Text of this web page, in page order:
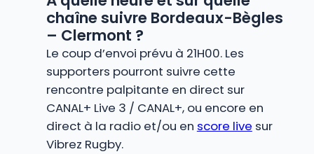
chaîne suivre Bordeaux-Bègles
– Clermont ?
Le coup d’envoi prévu à 21H00. Les
supporters pourront suivre cette
rencontre palpitante en direct sur
CANAL+ Live 3 / CANAL+, ou encore en
direct à la radio et/ou en score live sur
Vibrez Rugby.